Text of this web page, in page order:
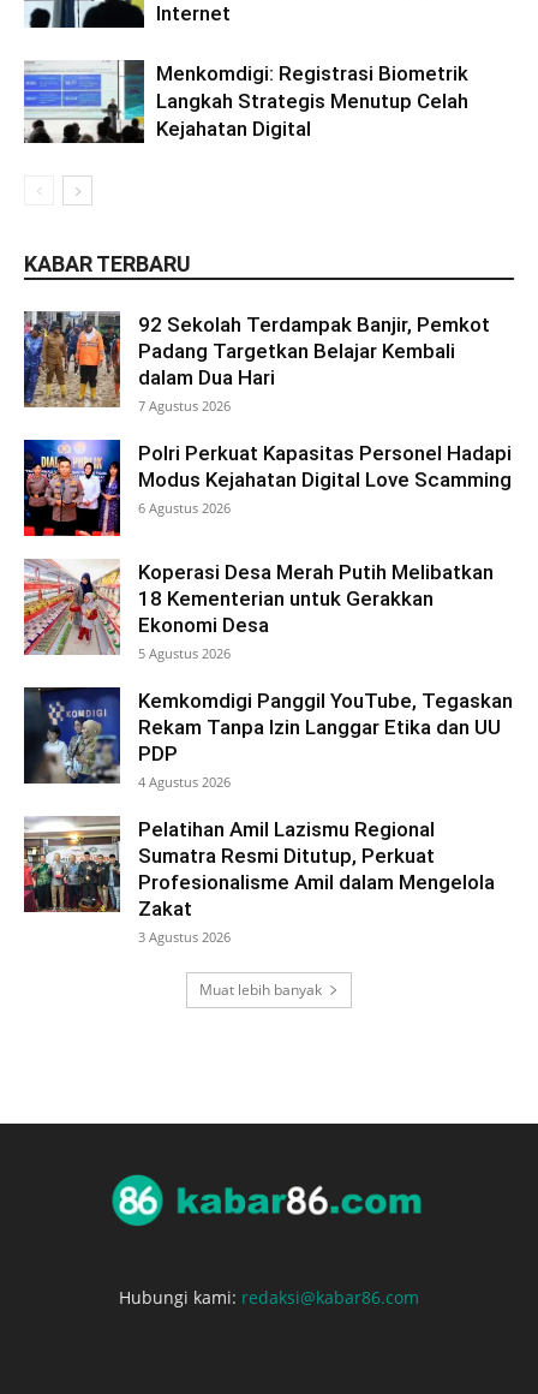
Internet
Menkomdigi: Registrasi Biometrik
Langkah Strategis Menutup Celah
Kejahatan Digital
KABAR TERBARU
92 Sekolah Terdampak Banjir, Pemkot
Padang Targetkan Belajar Kembali
dalam Dua Hari
7 Agustus 2026
Polri Perkuat Kapasitas Personel Hadapi
Modus Kejahatan Digital Love Scamming
6 Agustus 2026
Koperasi Desa Merah Putih Melibatkan
18 Kementerian untuk Gerakkan
Ekonomi Desa
5 Agustus 2026
Kemkomdigi Panggil YouTube, Tegaskan
Rekam Tanpa Izin Langgar Etika dan UU
PDP
4 Agustus 2026
Pelatihan Amil Lazismu Regional
Sumatra Resmi Ditutup, Perkuat
Profesionalisme Amil dalam Mengelola
Zakat
3 Agustus 2026
Muat lebih banyak
Hubungi kami: redaksi@kabar86.com